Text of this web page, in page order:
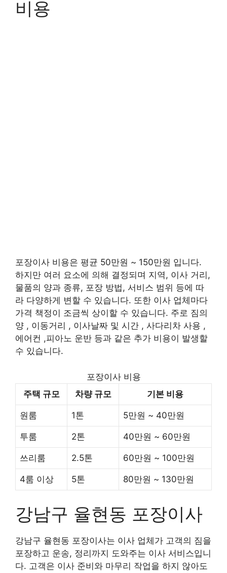
비용
포장이사 비용은 평균 50만원 ~ 150만원 입니다.
하지만 여러 요소에 의해 결정되며 지역, 이사 거리,
물품의 양과 종류, 포장 방법, 서비스 범위 등에 따
라 다양하게 변할 수 있습니다. 또한 이사 업체마다
가격 책정이 조금씩 상이할 수 있습니다. 주로 짐의
양 , 이동거리 , 이사날짜 및 시간 , 사다리차 사용 ,
에어컨 ,피아노 운반 등과 같은 추가 비용이 발생할
수 있습니다.
포장이사 비용
주택 규모
차량 규모 기본 비용
원룸 1톤 5만원 ~ 40만원
투룸 2톤 40만원 ~ 60만원
쓰리룸 2.5톤 60만원 ~ 100만원
4룸 이상 5톤 80만원 ~ 130만원
강남구 율현동 포장이사
강남구 율현동 포장이사는 이사 업체가 고객의 짐을
포장하고 운송, 정리까지 도와주는 이사 서비스입니
다. 고객은 이사 준비와 마무리 작업을 하지 않아도